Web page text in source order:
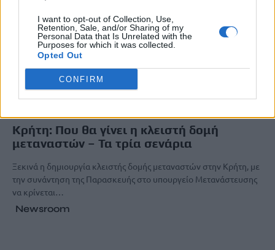
I want to opt-out of Collection, Use,
Retention, Sale, and/or Sharing of my
Personal Data that Is Unrelated with the
Purposes for which it was collected.
Opted Out
CONFIRM
Κρήτη: Που θα γίνει η κλειστή δομή
μεταναστών – Τα τρία σενάρια
Ξεκινά η δημιουργία κλειστής δομής μεταναστών στην Κρήτη, με
την συνάντηση της Παρασκευής στο υπουργείο Μετανάστευσης
να κρίνεται…
Newsroom